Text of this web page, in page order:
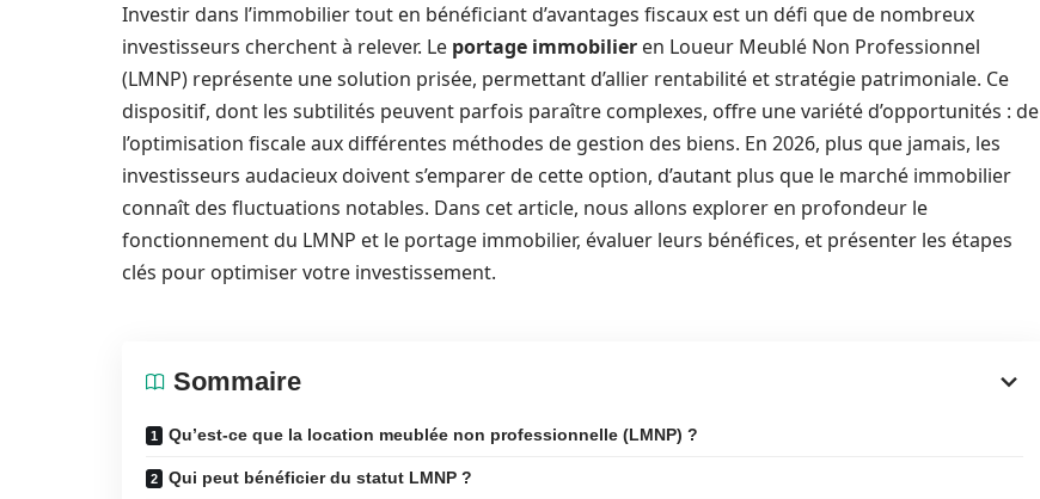
Investir dans l’immobilier tout en bénéficiant d’avantages fiscaux est un défi que de nombreux
investisseurs cherchent à relever. Le portage immobilier en Loueur Meublé Non Professionnel
(LMNP) représente une solution prisée, permettant d’allier rentabilité et stratégie patrimoniale. Ce
dispositif, dont les subtilités peuvent parfois paraître complexes, offre une variété d’opportunités : de
l’optimisation fiscale aux différentes méthodes de gestion des biens. En 2026, plus que jamais, les
investisseurs audacieux doivent s’emparer de cette option, d’autant plus que le marché immobilier
connaît des fluctuations notables. Dans cet article, nous allons explorer en profondeur le
fonctionnement du LMNP et le portage immobilier, évaluer leurs bénéfices, et présenter les étapes
clés pour optimiser votre investissement.
Sommaire
Qu’est-ce que la location meublée non professionnelle (LMNP) ?
Qui peut bénéficier du statut LMNP ?